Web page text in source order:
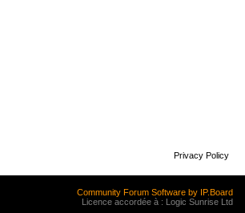
Privacy Policy
Community Forum Software by IP.Board
Licence accordée à : Logic Sunrise Ltd